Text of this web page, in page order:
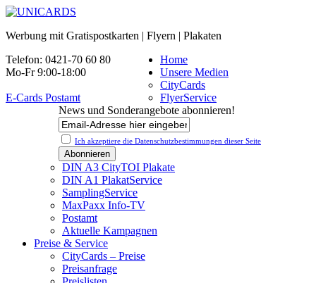
Werbung mit Gratispostkarten | Flyern | Plakaten
Telefon: 0421-70 60 80
Mo-Fr 9:00-18:00
E-Cards Postamt
News und Sonderangebote abonnieren!
Ich akzeptiere die Datenschutz­bestimmungen dieser Seite
Home
Unsere Medien
CityCards
FlyerService
DIN A3 CityTOI Plakate
DIN A1 PlakatService
SamplingService
MaxPaxx Info-TV
Postamt
Aktuelle Kampagnen
Preise & Service
CityCards – Preise
Preisanfrage